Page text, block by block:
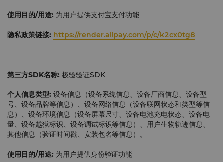
使用目的/用途: 为用户提供支付宝支付功能
隐私政策链接: https://render.alipay.com/p/c/k2cx0tg8
第三方SDK名称: 极验验证SDK
个人信息类型: 设备信息（设备系统信息、设备厂商信息、设备型
号、设备品牌等信息）、设备网络信息（设备联网状态和类型等信
息）、设备环境信息（设备屏幕尺寸、设备电池充电状态、设备电
量、设备越狱标识、设备调试标识等信息）、用户生物轨迹信息、
其他信息（验证时间戳、安装包名等信息）。
使用目的/用途: 为用户提供身份验证功能